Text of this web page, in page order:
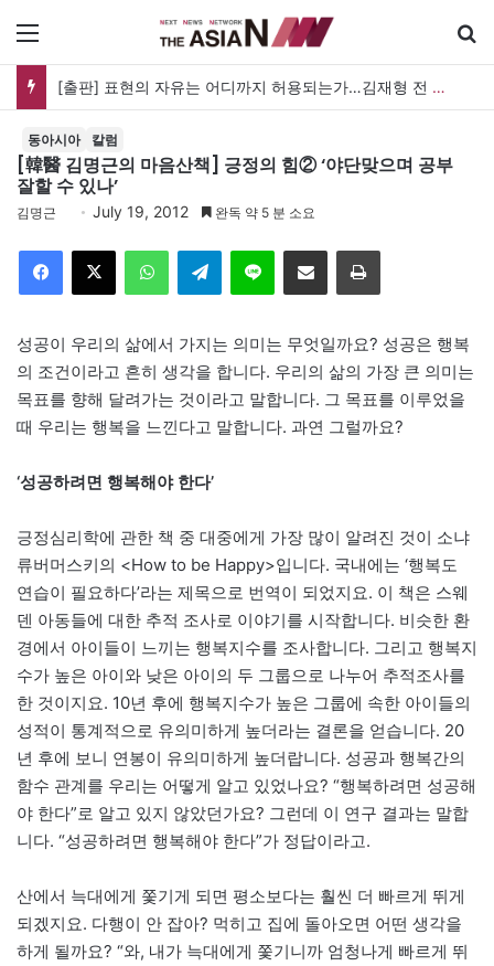
[출판] 표현의 자유는 어디까지 허용되는가…김재형 전 대법관 ‘언론과 인격권’
동아시아 칼럼
[韓醫 김명근의 마음산책] 긍정의 힘② ‘야단맞으며 공부
잘할 수 있나’
김명근 July 19, 2012 완독 약 5 분 소요
Telegram 이메일
성공이 우리의 삶에서 가지는 의미는 무엇일까요? 성공은 행복
의 조건이라고 흔히 생각을 합니다. 우리의 삶의 가장 큰 의미는
목표를 향해 달려가는 것이라고 말합니다. 그 목표를 이루었을
때 우리는 행복을 느낀다고 말합니다. 과연 그럴까요?
‘성공하려면 행복해야 한다’
긍정심리학에 관한 책 중 대중에게 가장 많이 알려진 것이 소냐
류버머스키의 <How to be Happy>입니다. 국내에는 ‘행복도
연습이 필요하다’라는 제목으로 번역이 되었지요. 이 책은 스웨
덴 아동들에 대한 추적 조사로 이야기를 시작합니다. 비슷한 환
경에서 아이들이 느끼는 행복지수를 조사합니다. 그리고 행복지
수가 높은 아이와 낮은 아이의 두 그룹으로 나누어 추적조사를
한 것이지요. 10년 후에 행복지수가 높은 그룹에 속한 아이들의
성적이 통계적으로 유의미하게 높더라는 결론을 얻습니다. 20
년 후에 보니 연봉이 유의미하게 높더랍니다. 성공과 행복간의
함수 관계를 우리는 어떻게 알고 있었나요? “행복하려면 성공해
야 한다”로 알고 있지 않았던가요? 그런데 이 연구 결과는 말합
니다. “성공하려면 행복해야 한다”가 정답이라고.
산에서 늑대에게 쫓기게 되면 평소보다는 훨씬 더 빠르게 뛰게
되겠지요. 다행이 안 잡아? 먹히고 집에 돌아오면 어떤 생각을
하게 될까요? “와, 내가 늑대에게 쫓기니까 엄청나게 빠르게 뛰